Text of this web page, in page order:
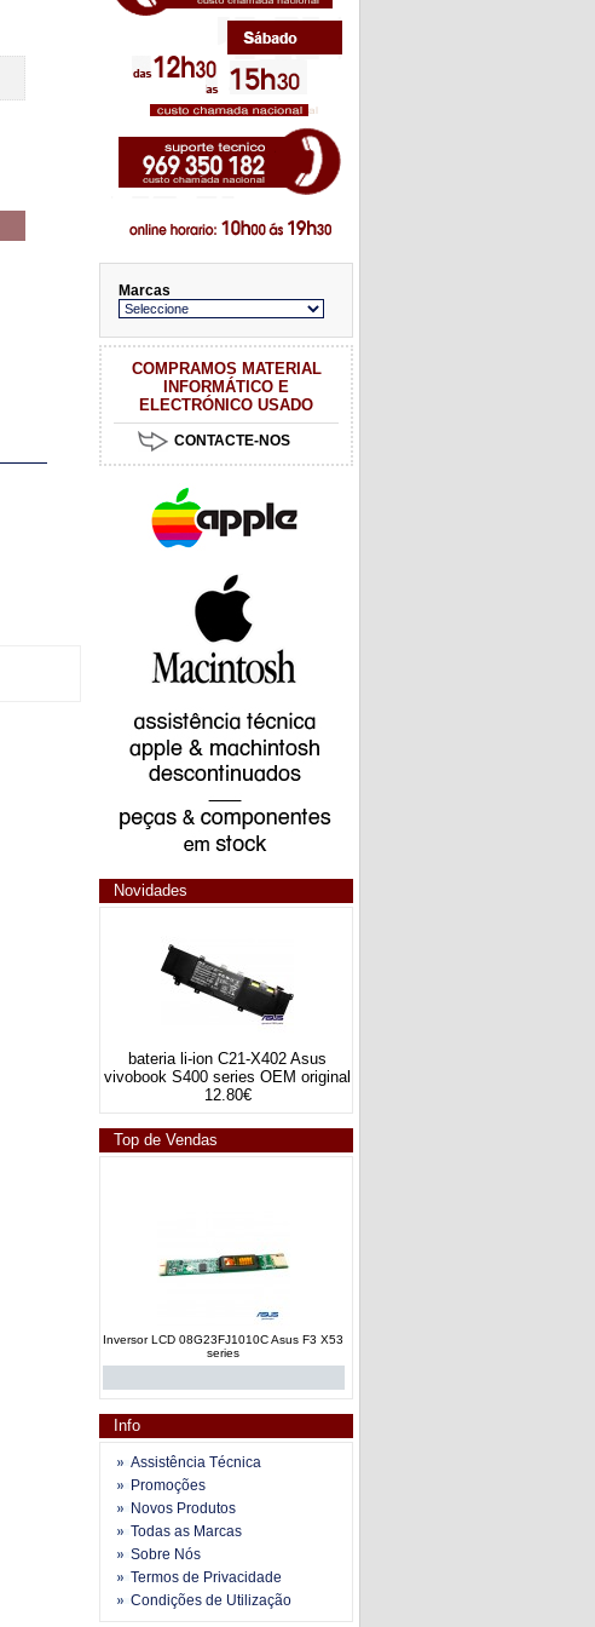
Marcas
COMPRAMOS MATERIAL
INFORMÁTICO E
ELECTRÓNICO USADO
CONTACTE-NOS
Novidades
bateria li-ion C21-X402 Asus
vivobook S400 series OEM original
12.80€
Top de Vendas
series
inversor 19.21030.M46 HP G60 CQ60 Acer
Info
Assistência Técnica
Promoções
Novos Produtos
Todas as Marcas
Sobre Nós
Termos de Privacidade
Condições de Utilização